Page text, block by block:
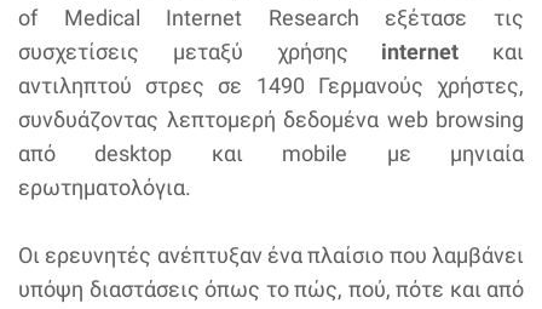
of Medical Internet Research εξέτασε τις
συσχετίσεις μεταξύ χρήσης internet και
αντιληπτού στρες σε 1490 Γερμανούς χρήστες,
συνδυάζοντας λεπτομερή δεδομένα web browsing
από desktop και mobile με μηνιαία
ερωτηματολόγια.
Οι ερευνητές ανέπτυξαν ένα πλαίσιο που λαμβάνει
υπόψη διαστάσεις όπως το πώς, πού, πότε και από